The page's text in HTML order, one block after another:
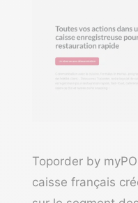
Toporder by
caisse français